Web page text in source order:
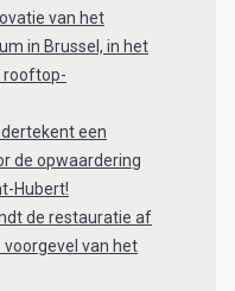
van het
in Brussel, in het
rooftop-
een
de opwaardering
Hubert!
de restauratie af
van het